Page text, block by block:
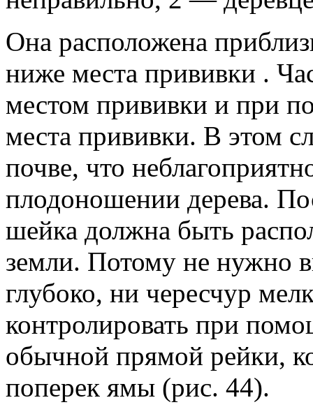
Она расположена
ниже места прививки .
местом прививки и при
места прививки. В этом
почве, что
плодоношении дерева.
шейка должна быть
земли. Потому не нужно
глубоко, ни чересчур
контролировать при
обычной прямой рейки,
поперек ямы (рис. 44).